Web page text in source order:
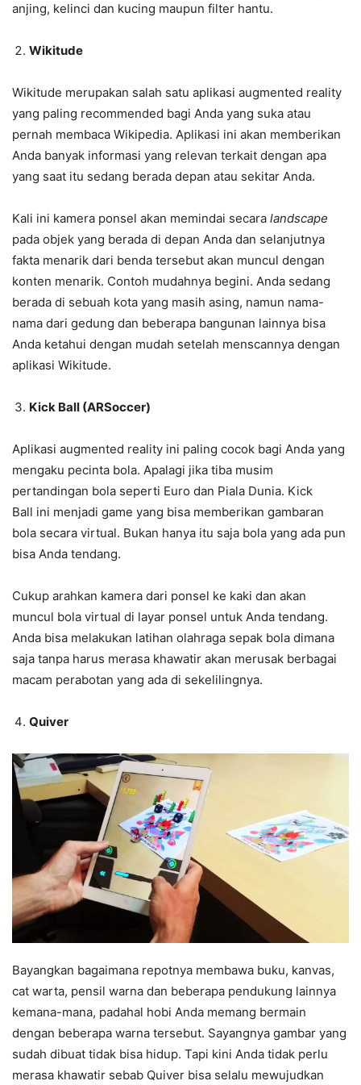
anjing, kelinci dan kucing maupun filter hantu.
Wikitude
Wikitude merupakan salah satu aplikasi augmented reality
yang paling recommended bagi Anda yang suka atau
pernah membaca Wikipedia. Aplikasi ini akan memberikan
Anda banyak informasi yang relevan terkait dengan apa
yang saat itu sedang berada depan atau sekitar Anda.
Kali ini kamera ponsel akan memindai secara landscape
pada objek yang berada di depan Anda dan selanjutnya
fakta menarik dari benda tersebut akan muncul dengan
konten menarik. Contoh mudahnya begini. Anda sedang
berada di sebuah kota yang masih asing, namun nama-
nama dari gedung dan beberapa bangunan lainnya bisa
Anda ketahui dengan mudah setelah menscannya dengan
aplikasi Wikitude.
Kick Ball (ARSoccer)
Aplikasi augmented reality ini paling cocok bagi Anda yang
mengaku pecinta bola. Apalagi jika tiba musim
pertandingan bola seperti Euro dan Piala Dunia. Kick
Ball ini menjadi game yang bisa memberikan gambaran
bola secara virtual. Bukan hanya itu saja bola yang ada pun
bisa Anda tendang.
Cukup arahkan kamera dari ponsel ke kaki dan akan
muncul bola virtual di layar ponsel untuk Anda tendang.
Anda bisa melakukan latihan olahraga sepak bola dimana
saja tanpa harus merasa khawatir akan merusak berbagai
macam perabotan yang ada di sekelilingnya.
Quiver
Bayangkan bagaimana repotnya membawa buku, kanvas,
cat warta, pensil warna dan beberapa pendukung lainnya
kemana-mana, padahal hobi Anda memang bermain
dengan beberapa warna tersebut. Sayangnya gambar yang
sudah dibuat tidak bisa hidup. Tapi kini Anda tidak perlu
merasa khawatir sebab Quiver bisa selalu mewujudkan